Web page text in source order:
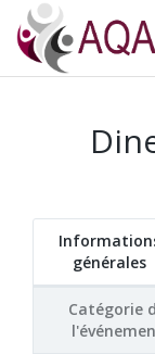
générales
Catégorie